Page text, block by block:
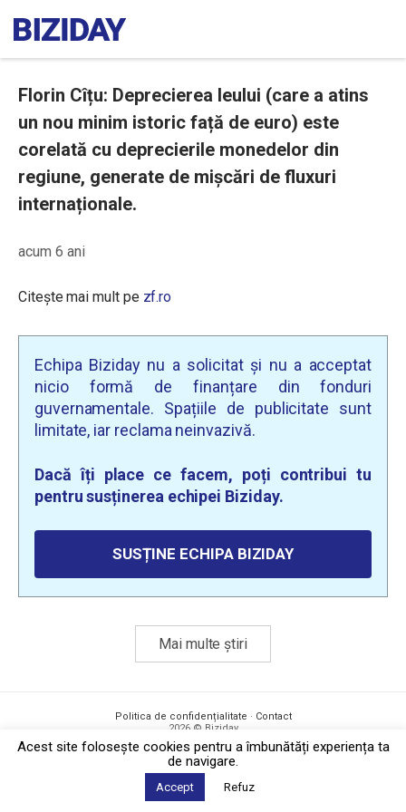
Florin Cîțu: Deprecierea leului (care a atins
un nou minim istoric față de euro) este
corelată cu deprecierile monedelor din
regiune, generate de mișcări de fluxuri
internaționale.
acum 6 ani
Citește mai mult pe zf.ro
Echipa Biziday nu a solicitat și nu a acceptat
nicio formă de finanțare din fonduri
guvernamentale. Spațiile de publicitate sunt
limitate, iar reclama neinvazivă.
Dacă îți place ce facem, poți contribui tu
pentru susținerea echipei Biziday.
SUSȚINE ECHIPA BIZIDAY
Mai multe știri
Politica de confidențialitate · Contact
2026 © Biziday
Acest site foloseşte cookies pentru a îmbunătăți experiența ta
de navigare.
Accept Refuz